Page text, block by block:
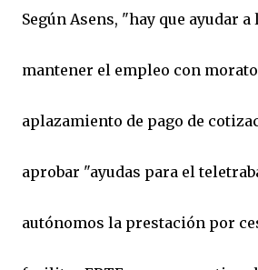
Según Asens, "hay que ayudar
mantener el empleo con
aplazamiento de pago de
aprobar "ayudas para el
autónomos la prestación por